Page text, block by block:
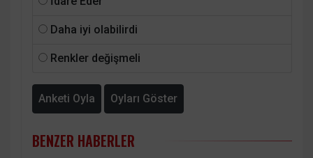
Daha iyi olabilirdi
Renkler değişmeli
Anketi Oyla Oyları Göster
BENZER HABERLER